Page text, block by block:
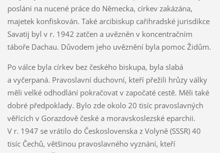
posláni na nucené práce do Německa, církev zakázána,
majetek konfiskován. Také arcibiskup cařihradské jurisdikce
Savatij byl v r. 1942 zatčen a uvězněn v koncentračním
táboře Dachau. Důvodem jeho uvěznění byla pomoc Židům.
Po válce byla církev bez českého biskupa, byla slabá
a vyčerpaná. Pravoslavní duchovní, kteří přežili hrůzy války
měli velké odhodlání pokračovat v započaté cestě. Měli také
dobré předpoklady. Bylo zde okolo 20 tisíc pravoslavných
věřících v Gorazdově české a moravskoslezské eparchii.
V r. 1947 se vrátilo do Československa z Volyně (SSSR) 40
tisíc Čechů, většinou pravoslavného vyznání, kteří